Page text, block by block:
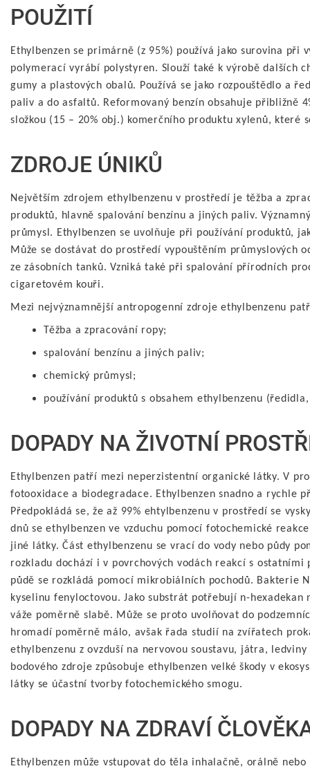
POUŽITÍ
Ethylbenzen se primárně (z 95%) používá jako surovina při
polymerací vyrábí polystyren. Slouží také k výrobě dalších
gumy a plastových obalů. Používá se jako rozpouštědlo a
paliv a do asfaltů. Reformovaný benzín obsahuje přibližně
složkou (15 – 20% obj.) komerčního produktu xylenů, které
ZDROJE ÚNIKŮ
Největším zdrojem ethylbenzenu v prostředí je těžba a
produktů, hlavně spalování benzínu a jiných paliv.
průmysl. Ethylbenzen se uvolňuje při používání produktů,
Může se dostávat do prostředí vypouštěním průmyslových
ze zásobních tanků. Vzniká také při spalování přírodních
cigaretovém kouři.
Mezi nejvýznamnější antropogenní zdroje ethylbenzenu
Těžba a zpracování ropy;
spalování benzínu a jiných paliv;
chemický průmysl;
používání produktů s obsahem ethylbenzenu
DOPADY NA ŽIVOTNÍ
Ethylbenzen patří mezi neperzistentní organické látky. V
fotooxidace a biodegradace. Ethylbenzen snadno a rychle
Předpokládá se, že až 99% ehtylbenzenu v prostředí se
dnů se ethylbenzen ve vzduchu pomocí fotochemické
jiné látky. Část ethylbenzenu se vrací do vody nebo půdy
rozkladu dochází i v povrchových vodách reakcí s
půdě se rozkládá pomocí mikrobiálních pochodů. Bakterie
kyselinu fenyloctovou. Jako substrát potřebují n-hexadekan
váže poměrně slabě. Může se proto uvolňovat do
hromadí poměrně málo, avšak řada studií na zvířatech
ethylbenzenu z ovzduší na nervovou soustavu, játra,
bodového zdroje způsobuje ethylbenzen velké škody v
látky se účastní tvorby fotochemického smogu.
DOPADY NA ZDRAVÍ
Ethylbenzen může vstupovat do těla inhalačně, orálně